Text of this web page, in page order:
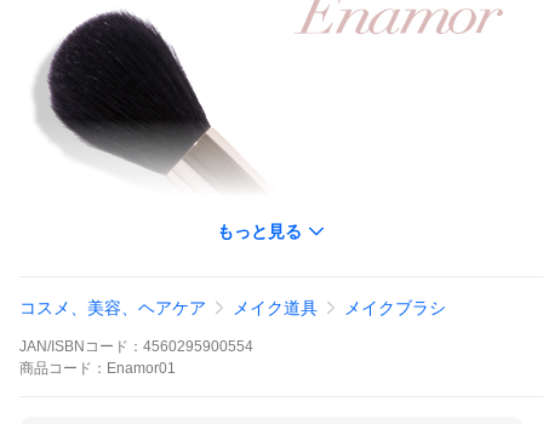
もっと見る
コスメ、美容、ヘアケア メイク道具 メイクブラシ
JAN/ISBNコード： 4560295900554
商品 コード： Enamor01